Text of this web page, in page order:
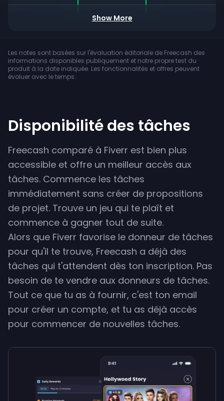
Application
mobile
Bonus
Retrait crypto
Virement
bancaire
Retrait min.
Show More
Les notes sont basées sur l'évaluation éditoriale de Freecash des
informations disponibles publiquement et notre propre test du
produit à la date indiquée. Les fonctionnalités et offres peuvent
évoluer avec le temps.
Disponibilité des tâches
Freecash comparé à Fiverr est bien plus
accessible et offre un meilleur accès aux
tâches. Commence les tâches
immédiatement sans créer de propositions
de projet. Trouve un jeu qui te plaît et
commence à gagner tout de suite.
Alors que Fiverr favorise le donneur de tâches
pour qu'il te trouve, Freecash a déjà des
tâches qui t'attendent dès ton inscription. Pas
besoin de te vendre aux donneurs de tâches.
Tout ce que tu as à fournir, c'est ton email
pour créer un compte, et tu as déjà accès
pour commencer de nouvelles tâches.